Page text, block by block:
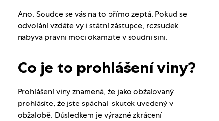
Ano. Soudce se vás na to přímo zeptá. Pokud se
odvolání vzdáte vy i státní zástupce, rozsudek
nabývá právní moci okamžitě v soudní síni.
Co je to prohlášení viny?
Prohlášení viny znamená, že jako obžalovaný
prohlásíte, že jste spáchali skutek uvedený v
obžalobě. Důsledkem je výrazné zkrácení